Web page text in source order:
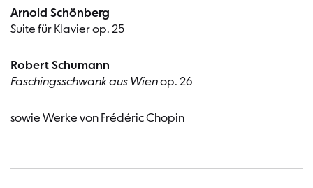
Arnold Schönberg
Suite für Klavier op. 25
Robert Schumann
Faschingsschwank aus Wienop. 26
sowie Werke von Frédéric Chopin